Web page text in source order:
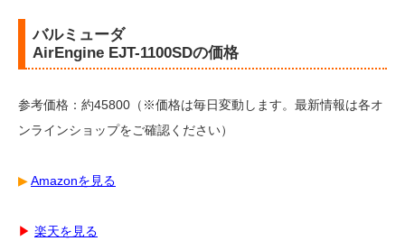
バルミューダ
AirEngine EJT-1100SDの価格
参考価格：約45800（※価格は毎日変動します。最新情報は各オ
ンラインショップをご確認ください）
▶︎Amazonを見る
▶︎ 楽天を見る